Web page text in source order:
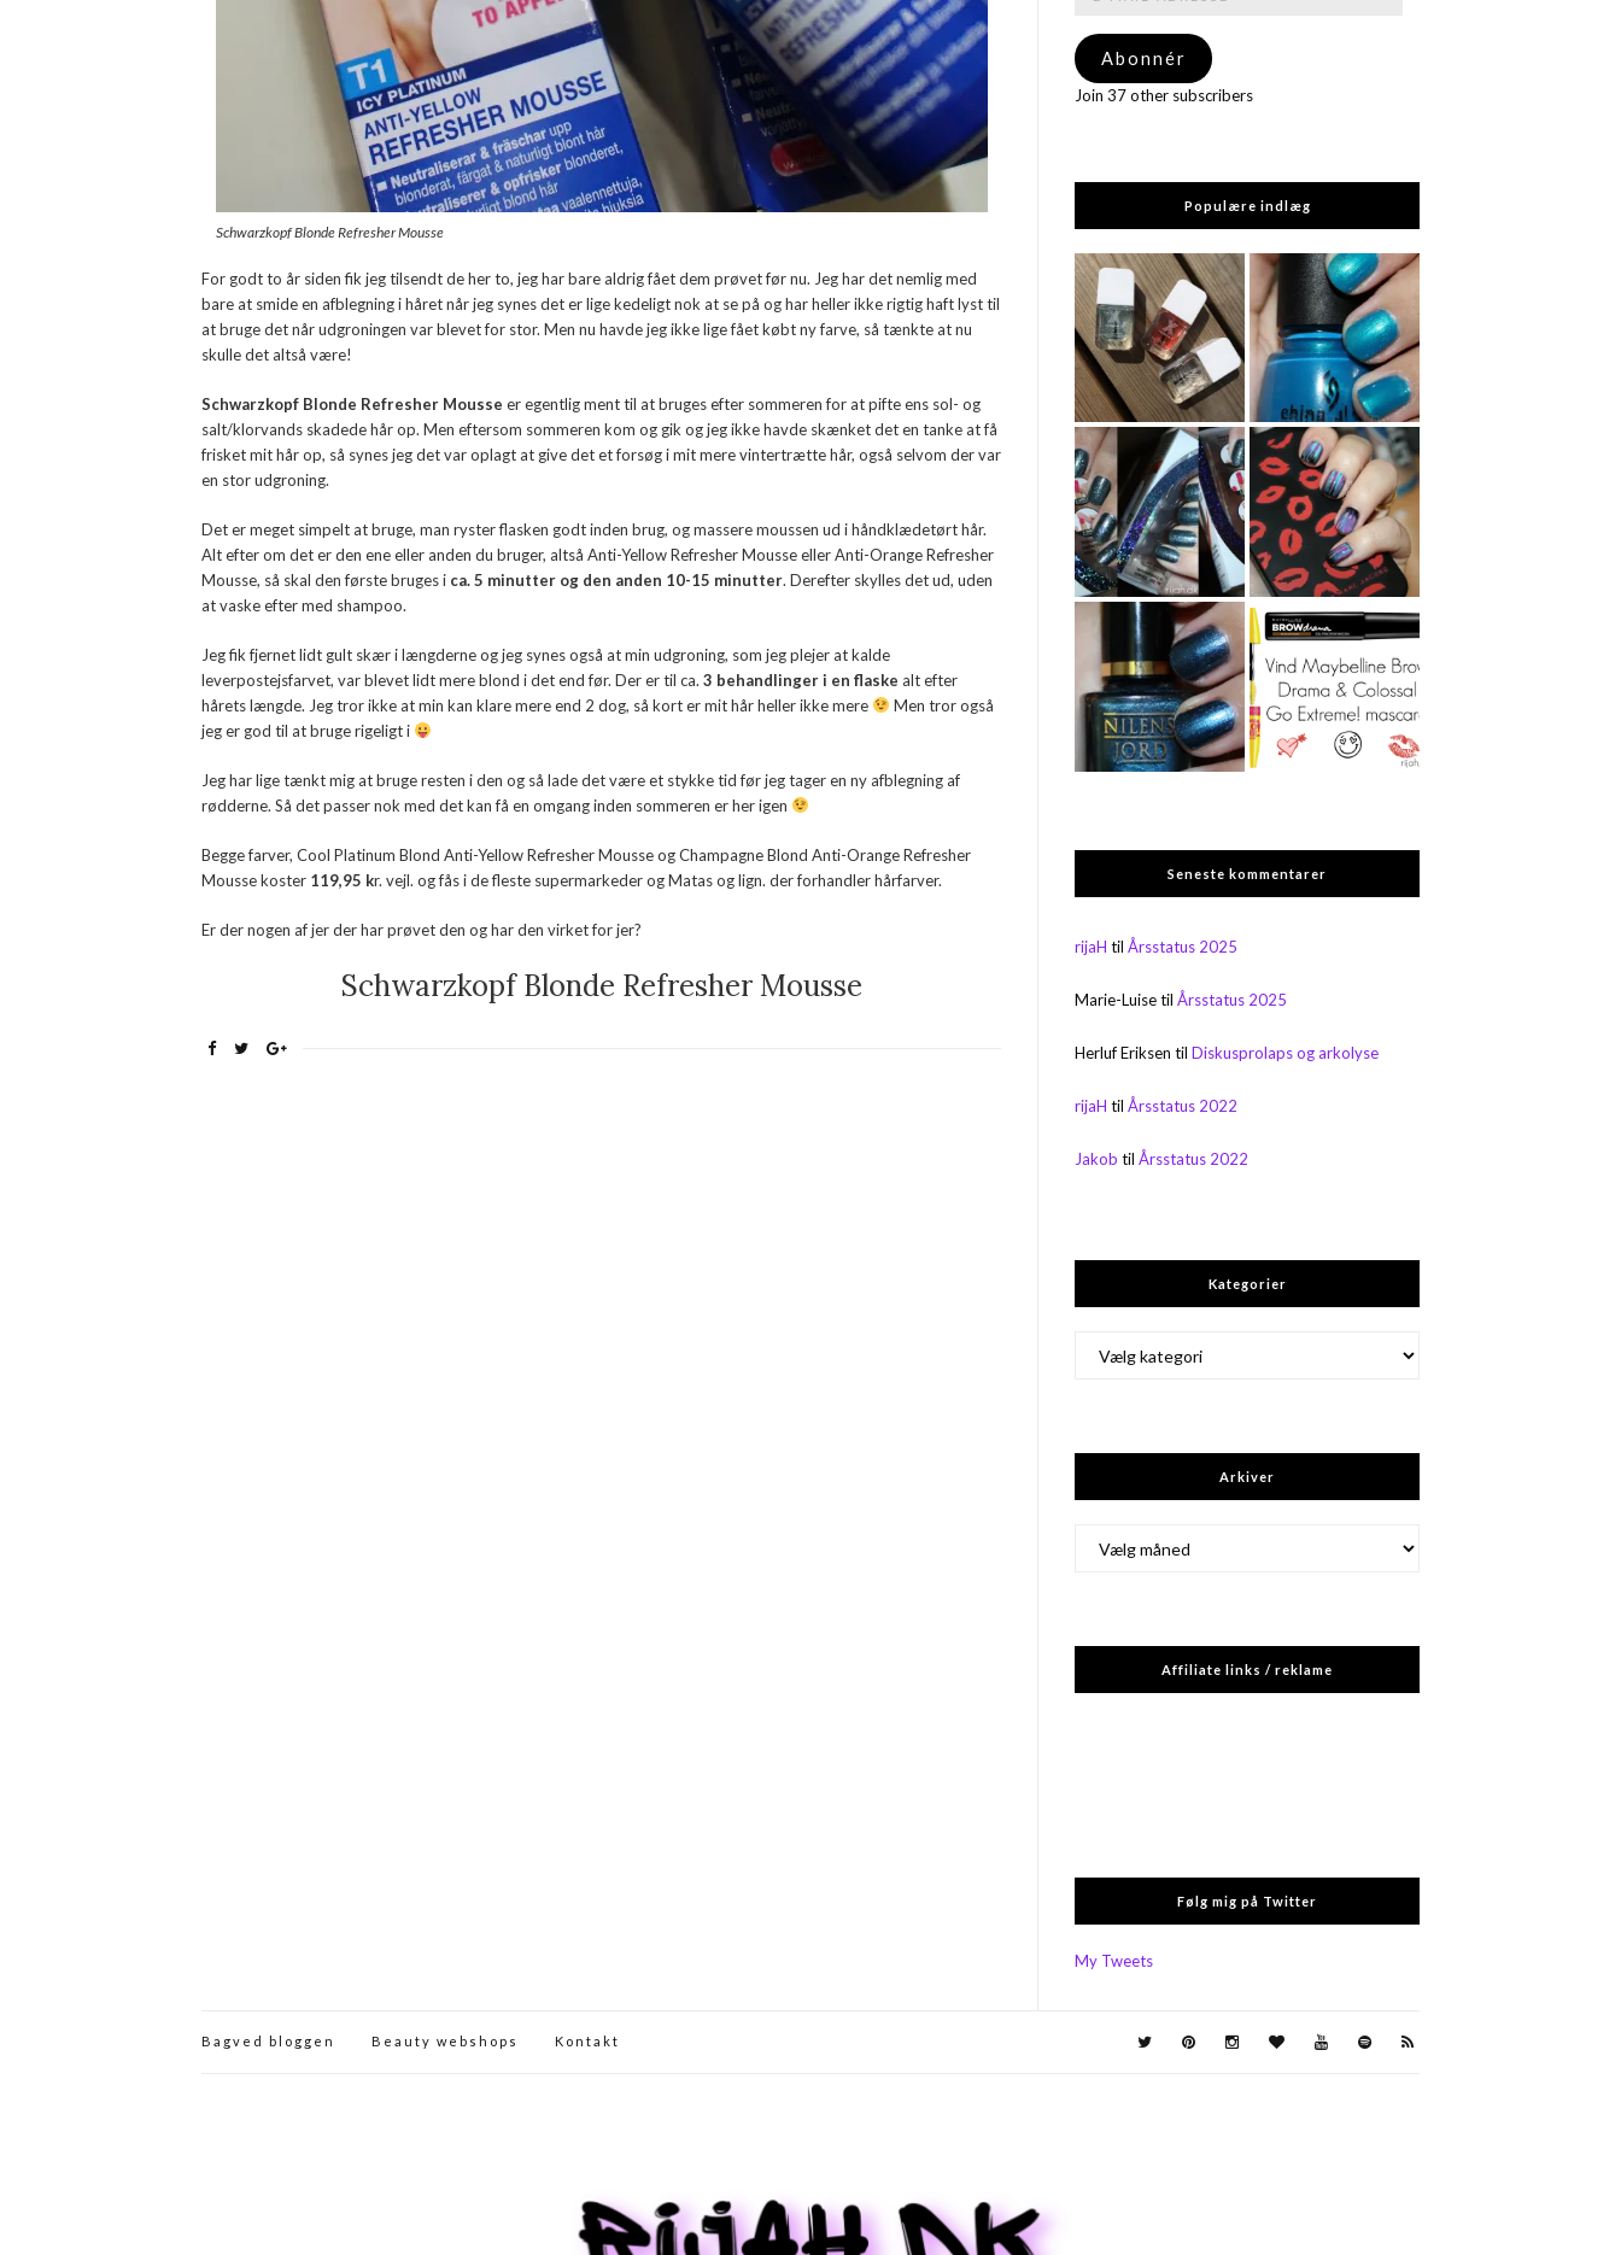
Schwarzkopf Blonde Refresher Mousse
For godt to år siden fik jeg tilsendt de her to, jeg har bare aldrig fået dem prøvet før nu. Jeg har det nemlig med
bare at smide en afblegning i håret når jeg synes det er lige kedeligt nok at se på og har heller ikke rigtig haft lyst til
at bruge det når udgroningen var blevet for stor. Men nu havde jeg ikke lige fået købt ny farve, så tænkte at nu
skulle det altså være!
Schwarzkopf Blonde Refresher Mousse er egentlig ment til at bruges efter sommeren for at pifte ens sol- og
salt/klorvands skadede hår op. Men eftersom sommeren kom og gik og jeg ikke havde skænket det en tanke at få
frisket mit hår op, så synes jeg det var oplagt at give det et forsøg i mit mere vintertrætte hår, også selvom der var
en stor udgroning.
Det er meget simpelt at bruge, man ryster flasken godt inden brug, og massere moussen ud i håndklædetørt hår.
Alt efter om det er den ene eller anden du bruger, altså Anti-Yellow Refresher Mousse eller Anti-Orange Refresher
Mousse, så skal den første bruges i ca. 5 minutter og den anden 10-15 minutter. Derefter skylles det ud, uden
at vaske efter med shampoo.
Jeg fik fjernet lidt gult skær i længderne og jeg synes også at min udgroning, som jeg plejer at kalde
leverpostejsfarvet, var blevet lidt mere blond i det end før. Der er til ca. 3 behandlinger i en flaske alt efter
hårets længde. Jeg tror ikke at min kan klare mere end 2 dog, så kort er mit hår heller ikke mere
Men tror også
jeg er god til at bruge rigeligt i
Jeg har lige tænkt mig at bruge resten i den og så lade det være et stykke tid før jeg tager en ny afblegning af
rødderne. Så det passer nok med det kan få en omgang inden sommeren er her igen
Begge farver, Cool Platinum Blond Anti-Yellow Refresher Mousse og Champagne Blond Anti-Orange Refresher
Mousse koster 119,95 kr. vejl. og fås i de fleste supermarkeder og Matas og lign. der forhandler hårfarver.
Er der nogen af jer der har prøvet den og har den virket for jer?
Schwarzkopf Blonde Refresher Mousse
adresse
Abonnér
Join 37 other subscribers
Populære indlæg
Seneste kommentarer
rijaH tilÅrsstatus 2025
Marie-LuisetilÅrsstatus 2025
Herluf Eriksen tilDiskusprolaps og arkolyse
rijaH tilÅrsstatus 2022
Jakob tilÅrsstatus 2022
Kategorier
Arkiver
Affiliate links / reklame
Følg mig på Twitter
My Tweets
Bagved bloggen Beauty webshops Kontakt